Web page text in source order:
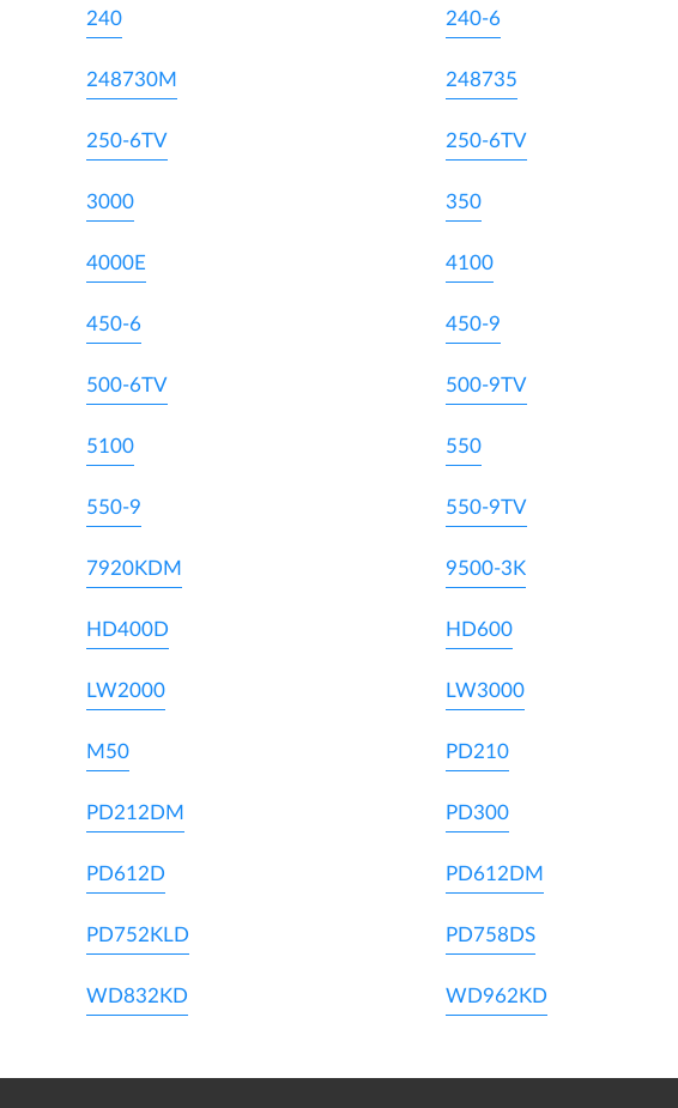
240 240-6
248730M 248735
250-6TV 250-6TV
3000 350
4000E 4100
450-6 450-9
500-6TV 500-9TV
5100 550
550-9 550-9TV
7920KDM 9500-3K
HD400D HD600
LW2000 LW3000
M50 PD210
PD212DM PD300
PD612D PD612DM
PD752KLD PD758DS
WD832KD WD962KD